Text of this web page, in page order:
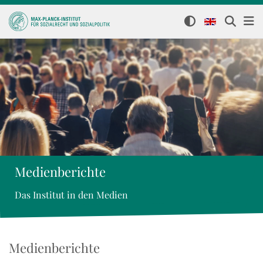
Medienberichte
Das Institut in den Medien
Medienberichte